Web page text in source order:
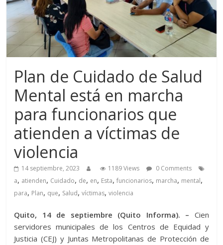
Plan de Cuidado de Salud
Mental está en marcha
para funcionarios que
atienden a víctimas de
violencia
14 septiembre, 2023 1189 Views
0 Comments
a, atienden, Cuidado, de, en, Esta,funcionarios, marcha, mental,
para, Plan, que, Salud,víctimas,violencia
Quito, 14 de septiembre (Quito Informa). – Cien
servidores municipales de los Centros de Equidad y
Justicia (CEJ) y Juntas Metropolitanas de Protección de